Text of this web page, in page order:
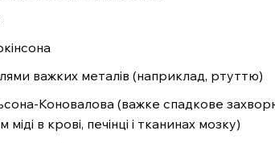
важких металів (наприклад, ртуттю)
Коновалова (важке спадкове
в крові, печінці і тканинах мозку)